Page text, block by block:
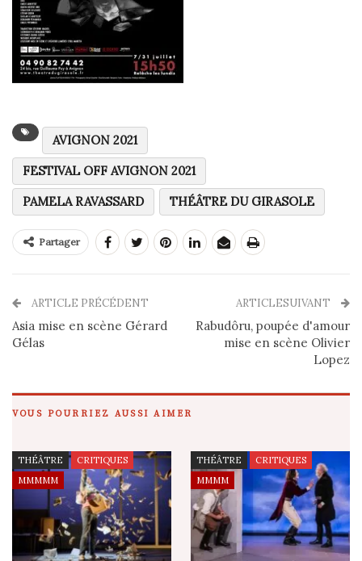
AVIGNON 2021
FESTIVAL OFF AVIGNON 2021
PAMELA RAVASSARD
THÉÂTRE DU GIRASOLE
Partager
ARTICLE PRÉCÉDENT
Asia mise en scène Gérard
Gélas
ARTICLESUIVANT
Rabudôru, poupée d'amour
mise en scène Olivier
Lopez
VOUS POURRIEZ AUSSI AIMER
THÉÂTRE
CRITIQUES
MMMMM
THÉÂTRE
CRITIQUES
MMMM